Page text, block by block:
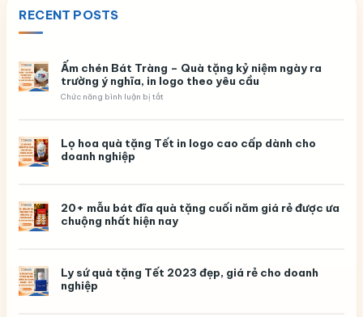
RECENT POSTS
Ấm chén Bát Tràng – Quà tặng kỷ niệm ngày ra
trường ý nghĩa, in logo theo yêu cầu
Chức năng bình luận bị tắt
Tràng
–
ra
trường
theo
Lọ hoa quà tặng Tết in logo cao cấp dành cho
doanh nghiệp
20+ mẫu bát đĩa quà tặng cuối năm giá rẻ được ưa
chuộng nhất hiện nay
Ly sứ quà tặng Tết 2023 đẹp, giá rẻ cho doanh
nghiệp